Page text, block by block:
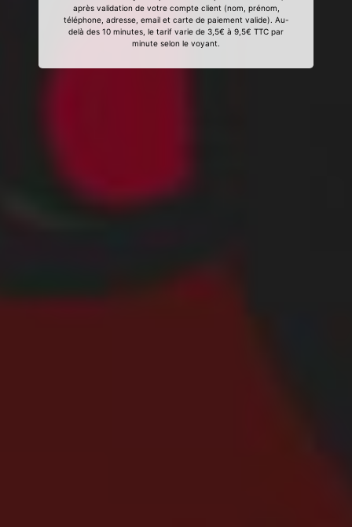
après validation de votre compte client (nom, prénom,
téléphone, adresse, email et carte de paiement valide). Au-
delà des 10 minutes, le tarif varie de 3,5€ à 9,5€ TTC par
minute selon le voyant.